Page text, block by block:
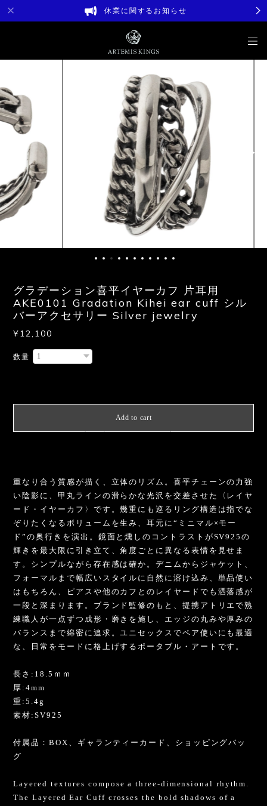
休業に関するお知らせ
グラデーション喜平イヤーカフ 片耳用
AKE0101 Gradation Kihei ear cuff シル
バーアクセサリー Silver jewelry
¥12,100
数量
Add to cart
重なり合う質感が描く、立体のリズム。喜平チェーンの力強
い陰影に、甲丸ラインの滑らかな光沢を交差させた〈レイヤ
ード・イヤーカフ〉です。幾重にも巡るリング構造は指でな
ぞりたくなるボリュームを生み、耳元に“ミニマル×モー
ド”の奥行きを演出。鏡面と燻しのコントラストがSV925の
輝きを最大限に引き立て、角度ごとに異なる表情を見せま
す。シンプルながら存在感は確か。デニムからジャケット、
フォーマルまで幅広いスタイルに自然に溶け込み、単品使い
はもちろん、ピアスや他のカフとのレイヤードでも洒落感が
一段と深まります。ブランド監修のもと、提携アトリエで熟
練職人が一点ずつ成形・磨きを施し、エッジの丸みや厚みの
バランスまで綿密に追求。ユニセックスでペア使いにも最適
な、日常をモードに格上げするポータブル・アートです。
長さ:18.5ｍｍ
厚:4mm
重:5.4g
素材:SV925
付属品：BOX、ギャランティーカード、ショッピングバッ
グ
Layered textures compose a three-dimensional rhythm.
The Layered Ear Cuff crosses the bold shadows of a